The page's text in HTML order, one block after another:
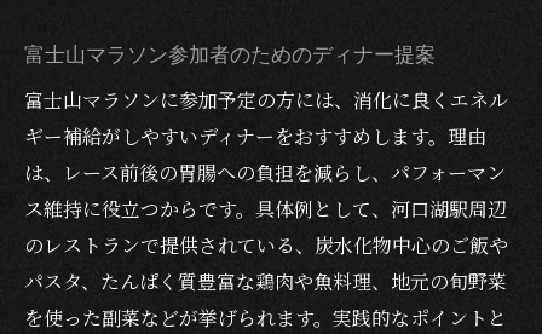
富士山マラソン参加者のためのディナー提案
富士山マラソンに参加予定の方には、消化に良くエネル
ギー補給がしやすいディナーをおすすめします。理由
は、レース前後の胃腸への負担を減らし、パフォーマン
ス維持に役立つからです。具体例として、河口湖駅周辺
のレストランで提供されている、炭水化物中心のご飯や
パスタ、たんぱく質豊富な鶏肉や魚料理、地元の旬野菜
を使った副菜などが挙げられます。実践的なポイントと